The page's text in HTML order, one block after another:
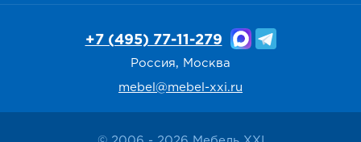
+7 (495) 77-11-279
Россия, Москва
mebel@mebel-xxi.ru